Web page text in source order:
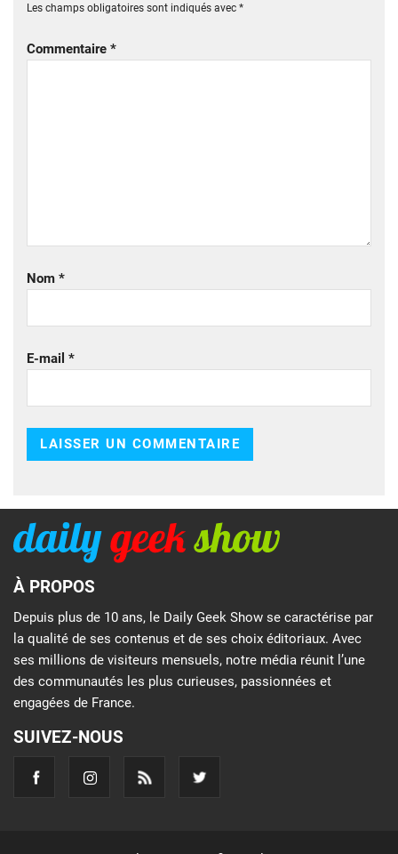
Les champs obligatoires sont indiqués avec *
Commentaire *
Nom *
E-mail *
À PROPOS
Depuis plus de 10 ans, le Daily Geek Show se caractérise par
la qualité de ses contenus et de ses choix éditoriaux. Avec
ses millions de visiteurs mensuels, notre média réunit l’une
des communautés les plus curieuses, passionnées et
engagées de France.
SUIVEZ-NOUS